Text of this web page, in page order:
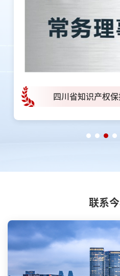
四川省知识产权
联系